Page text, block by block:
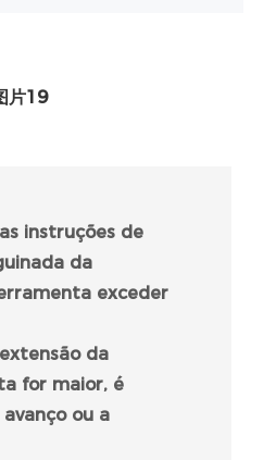
instruções de
da
exceder
da
for maior, é
ou a